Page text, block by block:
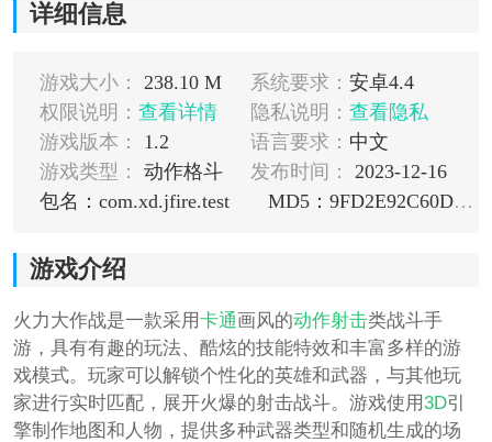
详细信息
游戏大小： 238.10 M 系统要求： 安卓4.4
权限说明： 查看详情 隐私说明： 查看隐私
游戏版本：
1.2 语言要求： 中文
游戏类型：
动作格斗 发布时间：
2023-12-16
包名：com.xd.jfire.test
MD5：9FD2E92C60DB5F7F3B151315047E0285
游戏介绍
火力大作战是一款采用卡通画风的动作射击类战斗手
游，具有有趣的玩法、酷炫的技能特效和丰富多样的游
戏模式。玩家可以解锁个性化的英雄和武器，与其他玩
家进行实时匹配，展开火爆的射击战斗。游戏使用3D引
擎制作地图和人物，提供多种武器类型和随机生成的场